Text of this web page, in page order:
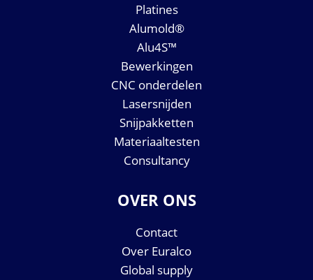
Platines
Alumold®
Alu4S™
Bewerkingen
CNC onderdelen
Lasersnijden
Snijpakketten
Materiaaltesten
Consultancy
OVER ONS
Contact
Over Euralco
Global supply